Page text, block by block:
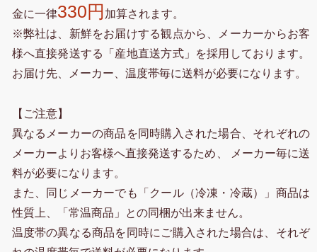
金に一律330円 加算されます。
※弊社は、新鮮をお届けする観点から、メーカーからお客
様へ直接発送する「産地直送方式」を採用しております。
お届け先、メーカー、温度帯毎に送料が必要になります。
【ご注意】
異なるメーカーの商品を同時購入された場合、それぞれの
メーカーよりお客様へ直接発送するため、 メーカー毎に送
料が必要になります。
また、同じメーカーでも「クール（冷凍・冷蔵）」商品は
性質上、「常温商品」との同梱が出来ません。
温度帯の異なる商品を同時にご購入された場合は、それぞ